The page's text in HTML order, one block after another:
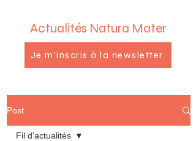
Actualités Natura Mater
Je m'inscris à la newsletter
Post
Fil d'actualités